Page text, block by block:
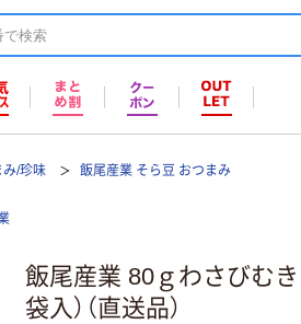
み/珍味 飯尾産業 そら豆 おつまみ
飯尾産業 80ｇわさびむ
袋入）（直送品）